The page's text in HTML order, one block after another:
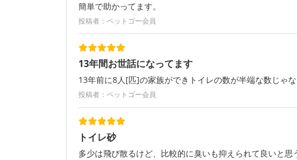
簡単で助かってます。
投稿者：ペットゴー会員
13年間お世話になってます
13年前に8人[匹]の家族ができトイレの数が半端な数じゃ
投稿者：ペットゴー会員
トイレ砂
多少は飛び散るけど、比較的に臭いも抑えられて良いと思